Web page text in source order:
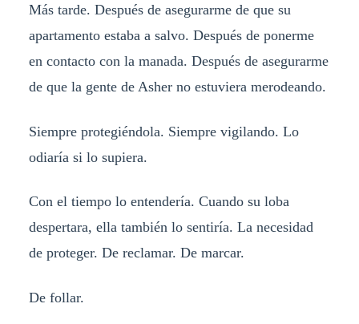
Más tarde. Después de asegurarme de que su
apartamento estaba a salvo. Después de ponerme
en contacto con la manada. Después de asegurarme
de que la gente de Asher no estuviera merodeando.
Siempre protegiéndola. Siempre vigilando. Lo
odiaría si lo supiera.
Con el tiempo lo entendería. Cuando su loba
despertara, ella también lo sentiría. La necesidad
de proteger. De reclamar. De marcar.
De follar.